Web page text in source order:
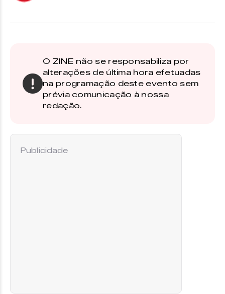
O ZINE não se responsabiliza por
alterações de última hora efetuadas
na programação deste evento sem
prévia comunicação à nossa
redação.
Publicidade